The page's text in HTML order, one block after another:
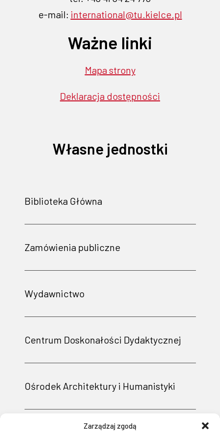
Zarządzaj zgodą
e-mail: international@tu.kielce.pl
Ważne linki
Mapa strony
Deklaracja dostępności
Własne jednostki
Biblioteka Główna
Zamówienia publiczne
Wydawnictwo
Centrum Doskonałości Dydaktycznej
Ośrodek Architektury i Humanistyki